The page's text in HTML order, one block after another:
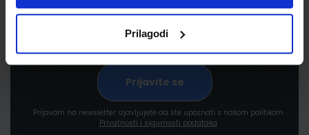
Prilagodi
Prijavom na newsletter izjavljujete da ste upoznati s našom politikom
Privatnosti i sigurnosti podataka